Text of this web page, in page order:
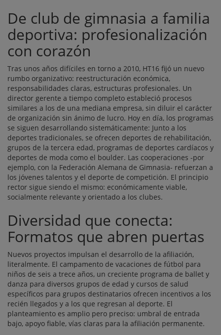
De club de gimnasia a familia
deportiva: profesionalización
con corazón
Tras unos años difíciles en torno a 2010, HT16 fijó un nuevo
rumbo organizativo: reestructuración económica,
responsabilidades claras, estructuras profesionales. Un
director gerente a tiempo completo estableció procesos
similares a los de una mediana empresa, sin diluir el carácter
de organización sin ánimo de lucro. Hoy en día, los programas
se siguen desarrollando sistemáticamente: Junto a los
deportes tradicionales, se ofrecen deportes de rehabilitación,
grupos de la tercera edad, programas de deportes cardíacos y
deportes de moda como el boulder. Las cooperaciones -por
ejemplo, con la Federación Alemana de Gimnasia- refuerzan a
los jóvenes talentos y el deporte de competición. El principio
rector sigue siendo el mismo: económicamente viable,
socialmente relevante y orientado a los clubes.
Diversidad que conecta:
Formatos que abren puertas
Nuevos proyectos impulsan el desarrollo de la afiliación,
literalmente. El campamento de vacaciones de fútbol para
niños de seis a trece años, un creciente programa de ballet y
danza para diversos grupos de edad y cursos de salud
específicos para grupos destinatarios ofrecen incentivos a los
recién llegados y a los que regresan al deporte. El
planteamiento es amplio pero preciso: umbral de entrada
bajo, apoyo fiable, vías claras para la afiliación permanente.